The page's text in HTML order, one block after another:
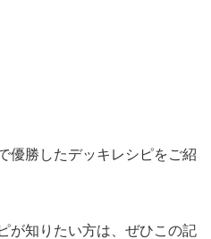
優勝したデッキレシピをご紹
が知りたい方は、ぜひこの記